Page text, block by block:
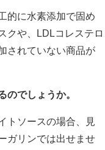
的に水素添加で固め
クや、LDLコレステロ
されていない商品が
でしょうか。
トソースの場合、見
ガリンでは出せませ